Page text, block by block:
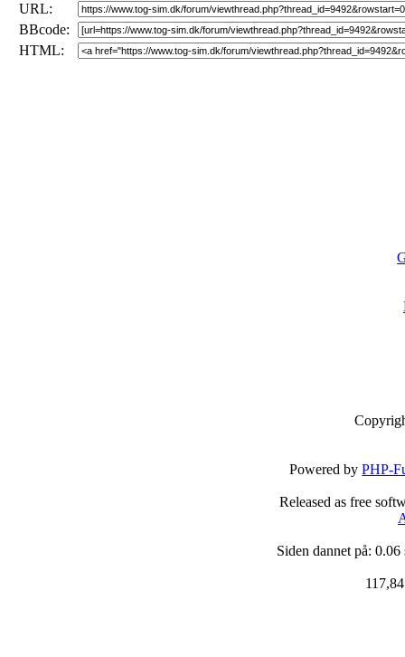
URL:
BBcode:
HTML:
Powered byPHP-
Released as free
Siden dannet på: